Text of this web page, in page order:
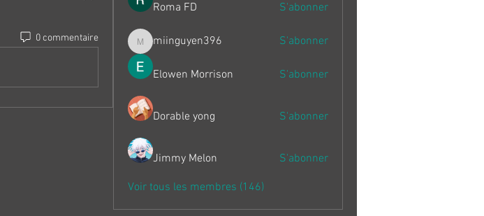
0 commentaire
Roma FD S'abonner
miinguyen396
miinguyen396 S'abonner
Elowen Morrison S'abonner
Dorable yong S'abonner
Jimmy Melon S'abonner
Voir tous les membres (146)